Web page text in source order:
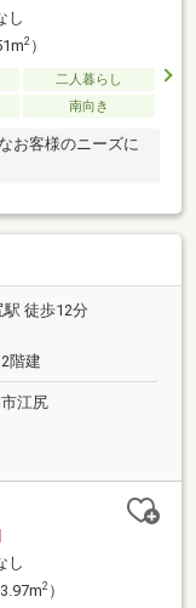
し
2）
二人暮らし
南向き
お客様のニーズに
徒歩12分
階建
江尻
し
2）